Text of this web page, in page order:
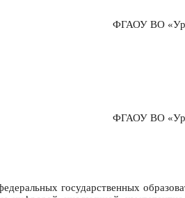
ФГАОУ ВО
ФГАОУ ВО
государственных